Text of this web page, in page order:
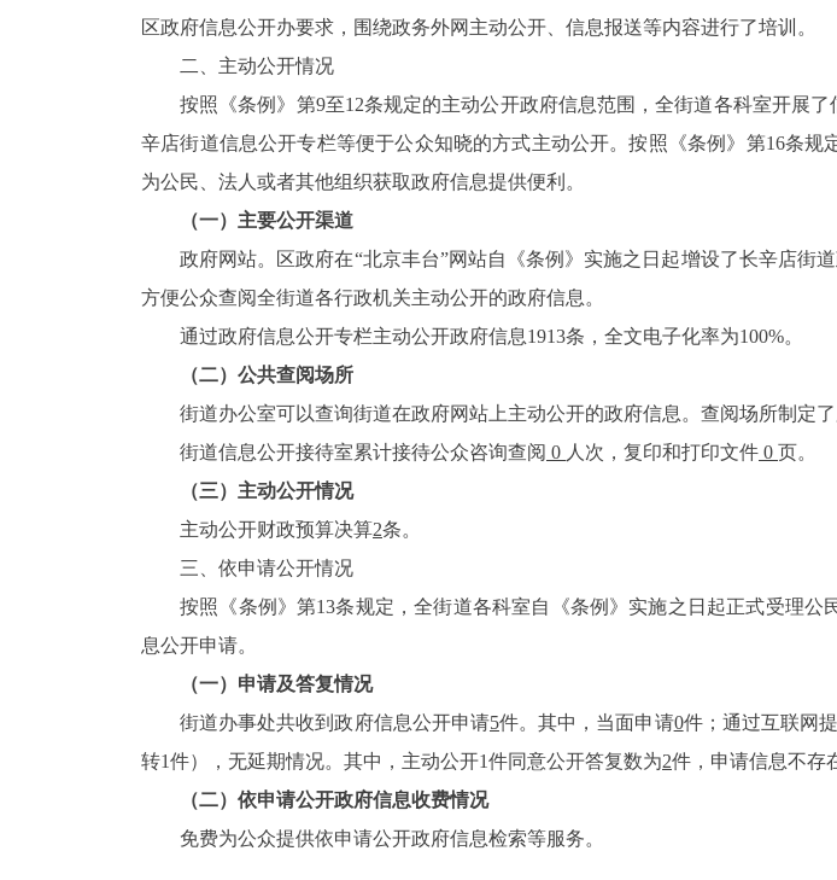
区政府信息公开办要求，围绕政务外网主动公开、信息报送等内容进行了培训。
二、主动公开情况
按照《条例》第9至12条规定的主动公开政府信息范围，全街道各科室开展
辛店街道信息公开专栏等便于公众知晓的方式主动公开。按照《条例》第16条
为公民、法人或者其他组织获取政府信息提供便利。
（一）主要公开渠道
政府网站。区政府在“北京丰台”网站自《条例》实施之日起增设了长辛店街
方便公众查阅全街道各行政机关主动公开的政府信息。
通过政府信息公开专栏主动公开政府信息1913条，全文电子化率为100%。
（二）公共查阅场所
街道办公室可以查询街道在政府网站上主动公开的政府信息。查阅场所制定
街道信息公开接待室累计接待公众咨询查阅 0 人次，复印和打印文件 0 页。
（三）主动公开情况
主动公开财政预算决算2条。
三、依申请公开情况
按照《条例》第13条规定，全街道各科室自《条例》实施之日起正式受理
息公开申请。
（一）申请及答复情况
街道办事处共收到政府信息公开申请5件。其中，当面申请0件；通过互联网
转1件），无延期情况。其中，主动公开1件同意公开答复数为2件，申请信息不存
（二）依申请公开政府信息收费情况
免费为公众提供依申请公开政府信息检索等服务。